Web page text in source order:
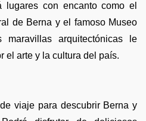
lugares con encanto como el
de Berna y el famoso Museo
arquitectónicas le
el arte y la cultura del país.
viaje para descubrir Berna y